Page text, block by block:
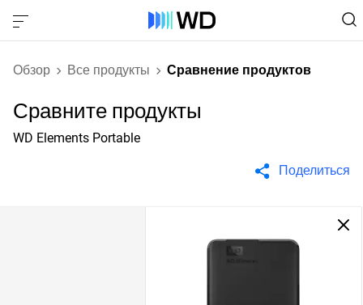
Обзор Все продукты Сравнение продуктов
Сравните продукты
WD Elements Portable
Поделиться